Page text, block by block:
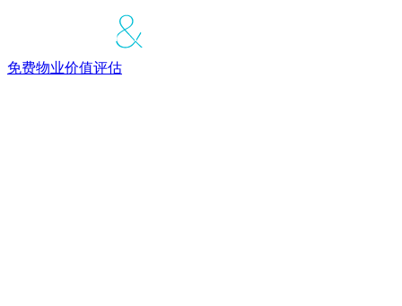
免费物业价值评估